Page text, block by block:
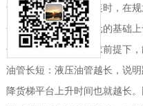
也就越长。因而在安装时，在
长度；在调理动力单元的基础
保证设备达到正常需求前提下，
油管长短：液压油管越长，说
降货梯平台上升时间也就越长